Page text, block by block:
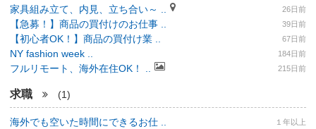
家具組み立て、内見、立ち合い～ .. 26日前
【急募！】商品の買付けのお仕事 .. 39日前
【初心者OK！】商品の買付け業 .. 67日前
NY fashion week .. 184日前
フルリモート、海外在住OK！ .. 215日前
求職 (1)
海外でも空いた時間にできるお仕 .. １年以上